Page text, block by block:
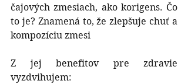
čajových zmesiach, ako korigens. Čo
to je? Znamená to, že zlepšuje chuť a
kompozíciu zmesi
Z jej benefitov pre zdravie
vyzdvihujem: